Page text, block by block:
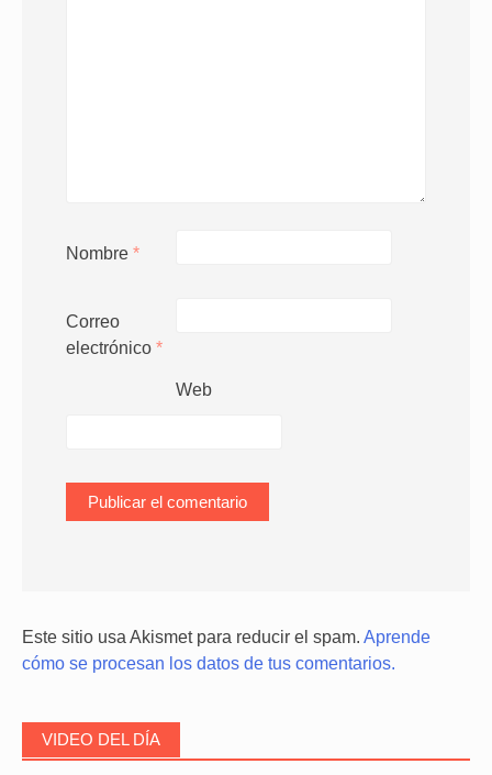
Nombre *
Correo
electrónico *
Web
Este sitio usa Akismet para reducir el spam. Aprende
cómo se procesan los datos de tus comentarios.
VIDEO DEL DÍA